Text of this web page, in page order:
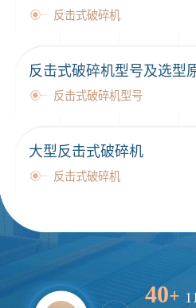
反击式破碎机
反击式破碎机型号及选型
反击式破碎机型号
大型反击式破碎机
反击式破碎机
40+